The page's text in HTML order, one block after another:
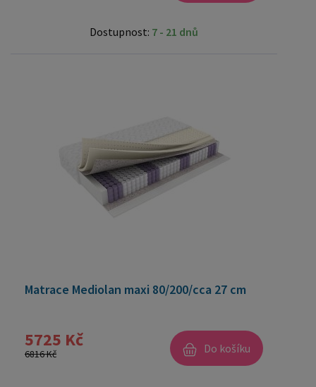
Dostupnost: 7 - 21 dnů
Matrace Mediolan maxi 80/200/cca 27 cm
5725 Kč
6816 Kč Do košíku